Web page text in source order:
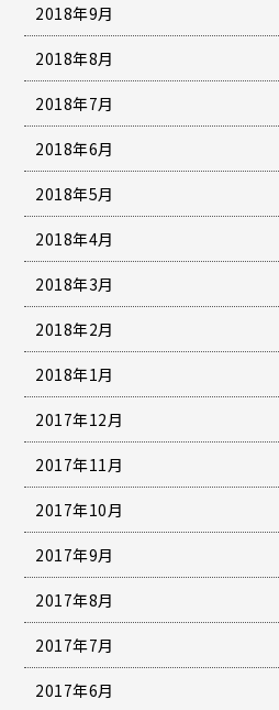
2018年9月
2018年8月
2018年7月
2018年6月
2018年5月
2018年4月
2018年3月
2018年2月
2018年1月
2017年12月
2017年11月
2017年10月
2017年9月
2017年8月
2017年7月
2017年6月